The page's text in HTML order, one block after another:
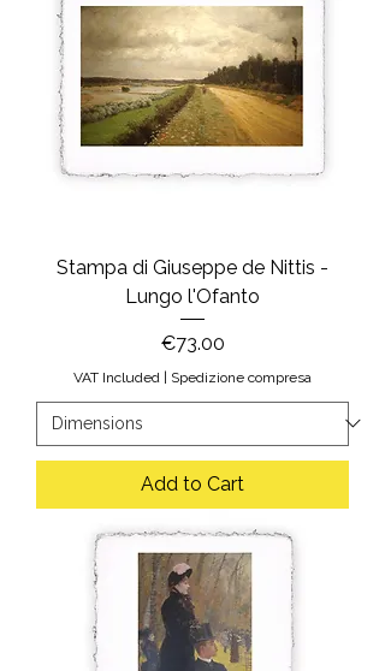
Stampa di Giuseppe de Nittis -
Lungo l'Ofanto
Price
€73.00
VAT Included | Spedizione compresa
Add to Cart